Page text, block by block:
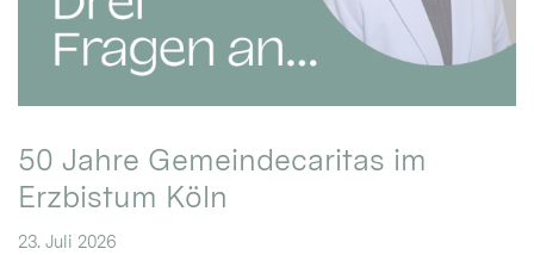
50 Jahre Gemeindecaritas im
Erzbistum Köln
23. Juli 2026